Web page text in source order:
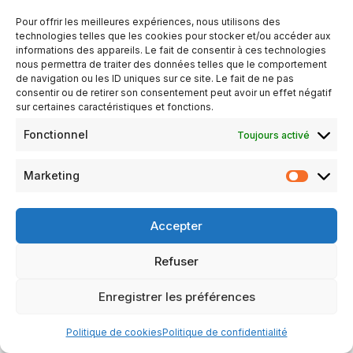
Pour offrir les meilleures expériences, nous utilisons des
technologies telles que les cookies pour stocker et/ou accéder aux
informations des appareils. Le fait de consentir à ces technologies
nous permettra de traiter des données telles que le comportement
de navigation ou les ID uniques sur ce site. Le fait de ne pas
consentir ou de retirer son consentement peut avoir un effet négatif
sur certaines caractéristiques et fonctions.
Fonctionnel Toujours activé
Marketing
Accepter
Refuser
Enregistrer les préférences
Politique de cookiesPolitique de confidentialité
AJOUTER AU CALENDRIER
Télécharger ICS Calendrier Google
TYPE D’ÉVÈNEMENT
Évènements
Organisé par le Club de Brains sur Gée
Précisions à venir
Réservé aux seuls membres du Club.
Politique de cookies (UE)
Neve| Propulsé parWordPress